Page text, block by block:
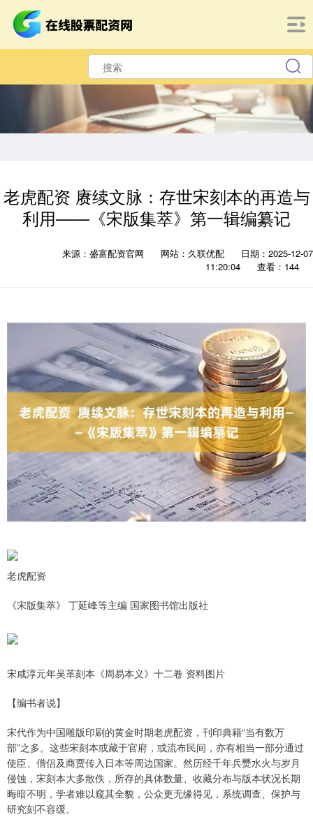
老虎配资 赓续文脉：存世宋刻本的再造与
利用——《宋版集萃》第一辑编纂记
来源：盛富配资官网 网站：久联优配
日期：2025-12-07
11:20:04
查看：144
老虎配资
《宋版集萃》 丁延峰等主编 国家图书馆出版社
宋咸淳元年吴革刻本《周易本义》十二卷 资料图片
【编书者说】
宋代作为中国雕版印刷的黄金时期老虎配资，刊印典籍“当有数万
部”之多。这些宋刻本或藏于官府，或流布民间，亦有相当一部分通过
使臣、僧侣及商贾传入日本等周边国家。然历经千年兵燹水火与岁月
侵蚀，宋刻本大多散佚，所存的具体数量、收藏分布与版本状况长期
晦暗不明，学者难以窥其全貌，公众更无缘得见，系统调查、保护与
研究刻不容缓。